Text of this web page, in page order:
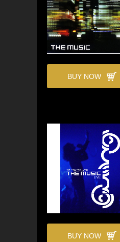
BUY NOW
BUY NOW